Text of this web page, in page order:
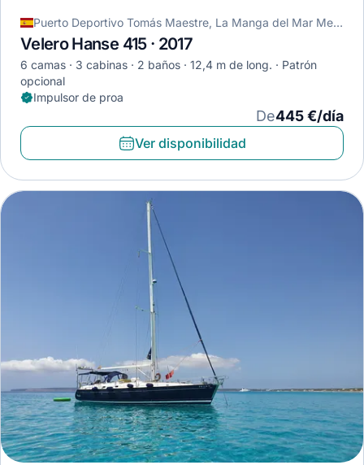
Puerto Deportivo Tomás Maestre, La Manga del Mar Menor, España
Velero Hanse 415 · 2017
6 camas 3 cabinas 2 baños 12,4 m de long.
Patrón
opcional
Impulsor de proa
De445 €/día
Ver disponibilidad